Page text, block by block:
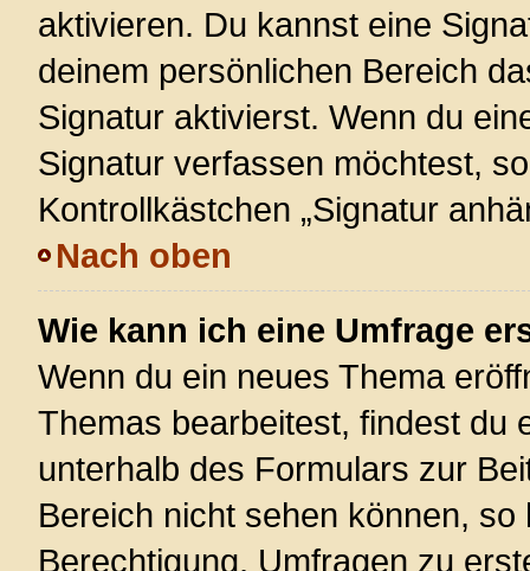
aktivieren. Du kannst eine
deinem persönlichen Bereich
Signatur aktivierst. Wenn du
Signatur verfassen möchtest,
Kontrollkästchen „Signatur
Nach oben
Wie kann ich eine Umfrage
Wenn du ein neues Thema
Themas bearbeitest, findest du
unterhalb des Formulars zur
Bereich nicht sehen können,
Berechtigung, Umfragen zu